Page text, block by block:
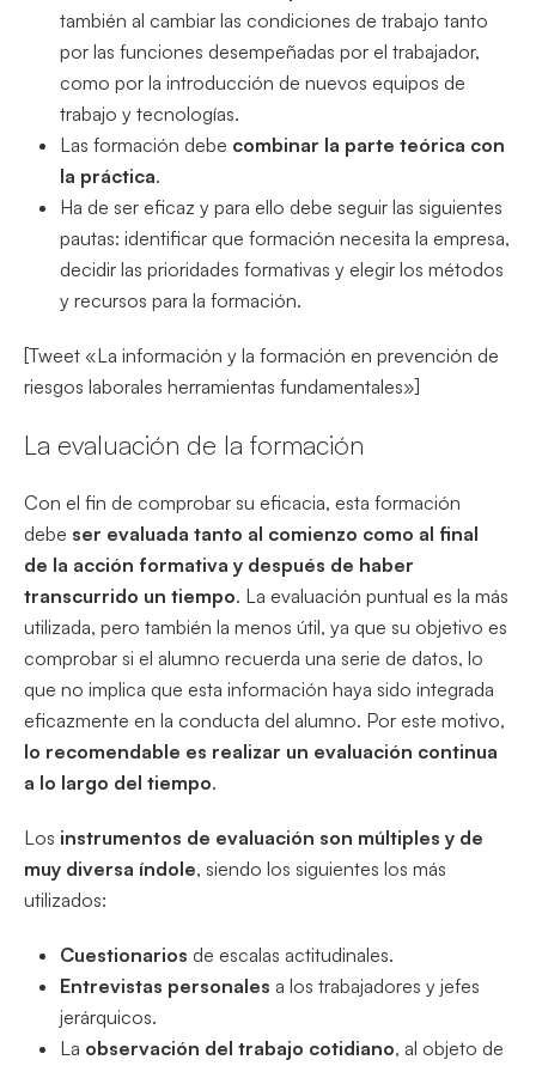
también al cambiar las condiciones de trabajo tanto
por las funciones desempeñadas por el trabajador,
como por la introducción de nuevos equipos de
trabajo y tecnologías.
Las formación debe combinar la parte teórica con
la práctica.
Ha de ser eficaz y para ello debe seguir las siguientes
pautas: identificar que formación necesita la empresa,
decidir las prioridades formativas y elegir los métodos
y recursos para la formación.
[Tweet «La información y la formación en prevención de
riesgos laborales herramientas fundamentales»]
La evaluación de la formación
Con el fin de comprobar su eficacia, esta formación
debe ser evaluada tanto al comienzo como al final
de la acción formativa y después de haber
transcurrido un tiempo. La evaluación puntual es la más
utilizada, pero también la menos útil, ya que su objetivo es
comprobar si el alumno recuerda una serie de datos, lo
que no implica que esta información haya sido integrada
eficazmente en la conducta del alumno. Por este motivo,
lo recomendable es realizar un evaluación continua
a lo largo del tiempo.
Los instrumentos de evaluación son múltiples y de
muy diversa índole, siendo los siguientes los más
utilizados:
Cuestionarios de escalas actitudinales.
Entrevistas personales a los trabajadores y jefes
jerárquicos.
La observación del trabajo cotidiano, al objeto de